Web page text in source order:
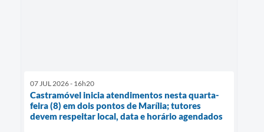
07 JUL 2026 - 16h20
Castramóvel inicia atendimentos nesta quarta-
feira (8) em dois pontos de Marília; tutores
devem respeitar local, data e horário agendados